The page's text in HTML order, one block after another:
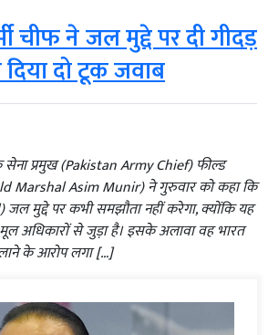
चीफ ने जल मुद्दे पर दी गीदड़
दो टूक जवाब
सेना प्रमुख (Pakistan Army Chief) फील्ड
Marshal Asim Munir) ने गुरुवार को कहा कि
जल मुद्दे पर कभी समझौता नहीं करेगा, क्योंकि यह
अधिकारों से जुड़ा है। इसके अलावा वह भारत
के आरोप लगा […]